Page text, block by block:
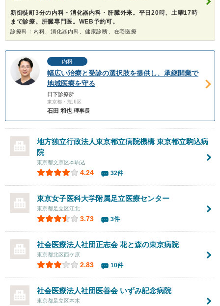
新御徒町3分の内科・消化器内科・肝臓外来。平日20時、土曜17時
まで診療。肝臓専門医。WEB予約可。
診療科：内科、消化器内科、健康診断、在宅医療
内科
幅広い治療と受診の選択肢を提供し、承継開業で
地域医療を守る
日下診療所
東京都・荒川区
石田 和也 理事長
地方独立行政法人東京都立病院機構 東京都立駒込病
院
東京都文京区本駒込
4.24 32件
東京女子医科大学附属足立医療センター
東京都足立区江北
3.73 3件
社会医療法人社団正志会 花と森の東京病院
東京都北区西ケ原
2.83 10件
社会医療法人社団医善会 いずみ記念病院
東京都足立区本木